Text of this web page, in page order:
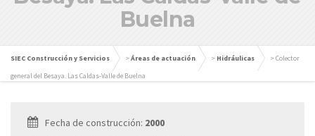
Buelna
SIEC Construcción y Servicios >Áreas de actuación > Hidráulicas >Colector
general del Besaya. Las Caldas-Valle de Buelna
Fecha de construcción: 2000